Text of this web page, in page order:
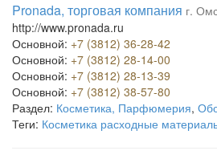
Pronada, торговая компания г.
http://www.pronada.ru
Основной: +7 (3812) 36-28-42
Основной: +7 (3812) 28-14-00
Основной: +7 (3812) 28-13-39
Основной: +7 (3812) 38-57-80
Раздел: Косметика, Парфюмерия,
Теги: Косметика расходные